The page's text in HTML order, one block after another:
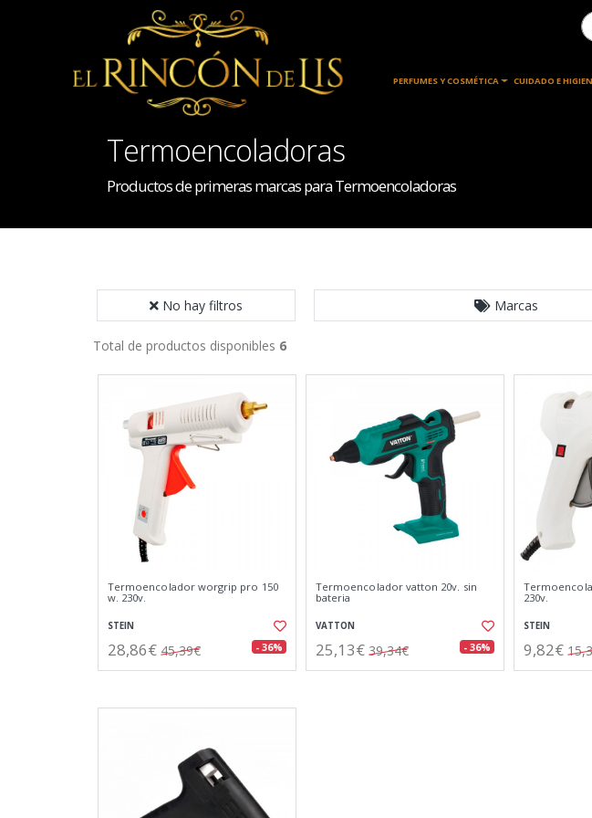
INICIO PERFUMES Y COSMÉTICA CUIDADO E
Termoencoladoras
Productos de primeras marcas para Termoencoladoras
No hay filtros Marcas
Total de productos disponibles 6
Termoencolador worgrip pro 150
w. 230v.
STEIN
28,86€ 45,39€ - 36%
Termoencolador vatton 20v. sin
bateria
VATTON
25,13€ 39,34€ - 36%
230v.
STEIN
9,82€